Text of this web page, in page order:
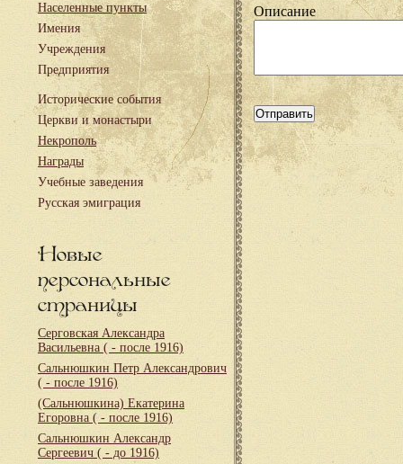
Населенные пункты
Имения
Учреждения
Предприятия
Исторические события
Церкви и монастыри
Некрополь
Награды
Учебные заведения
Русская эмиграция
Новые
персональные
страницы
Серговская Александра
Васильевна ( - после 1916)
Сальнюшкин Петр Александрович
( - после 1916)
(Сальнюшкина) Екатерина
Егоровна ( - после 1916)
Сальнюшкин Александр
Сергеевич ( - до 1916)
Описание